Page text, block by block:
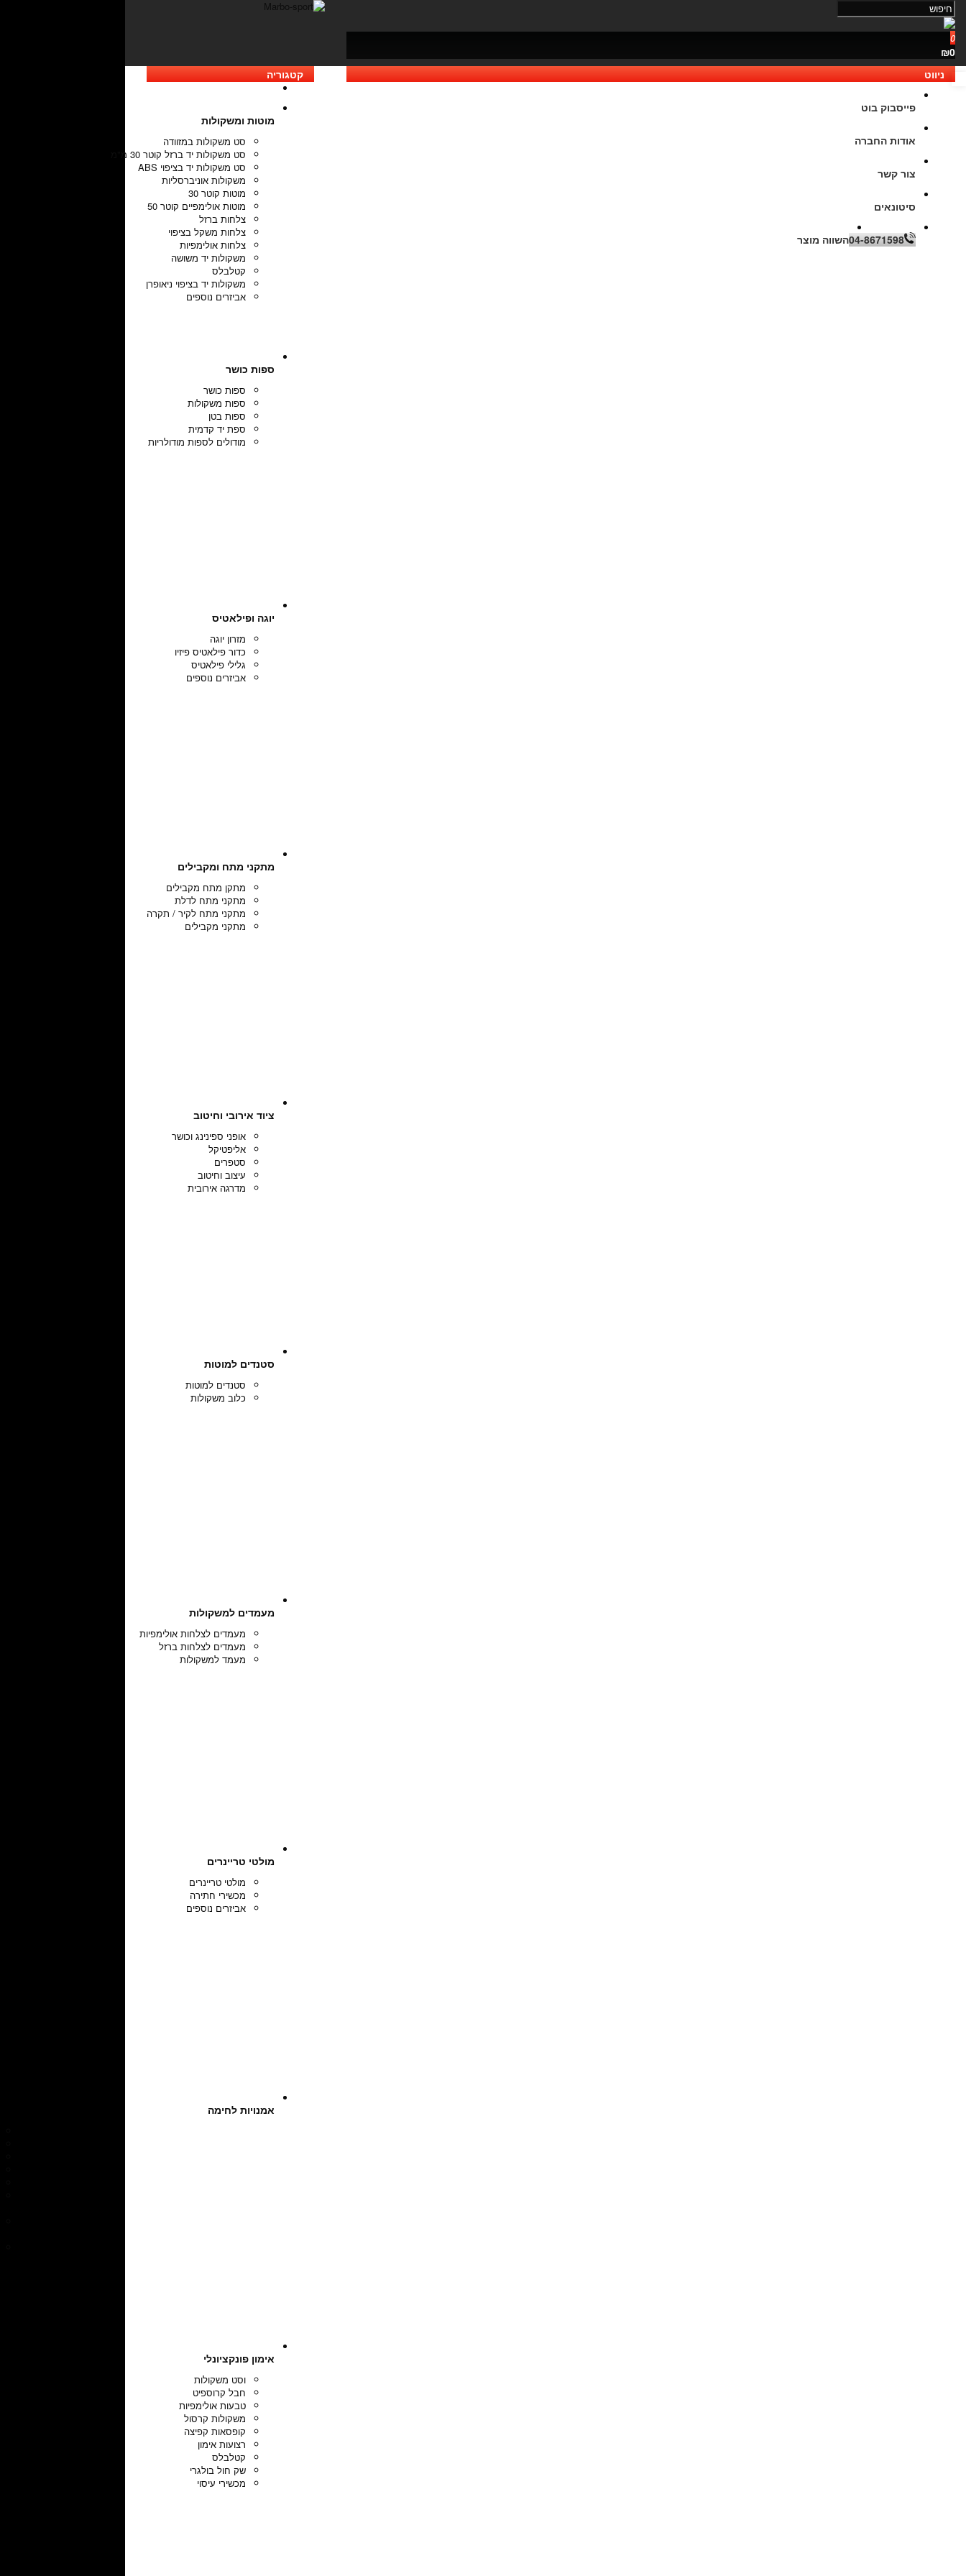
0
₪0
קטגוריה
מוטות ומשקולות
סט משקולות במזוודה
סט משקולות יד ברזל קוטר 30 מ"מ
סט משקולות יד בציפוי ABS
משקולות אוניברסליות
מוטות קוטר 30
מוטות אולימפיים קוטר 50
צלחות ברזל
צלחות משקל בציפוי
צלחות אולימפיות
משקולות יד משושה
קטלבלס
משקולות יד בציפוי ניאופרן
אביזרים נוספים
ספות כושר
ספות כושר
ספות משקולות
ספות בטן
ספת יד קדמית
מודולים לספות מודולריות
יוגה ופילאטיס
מזרון יוגה
כדור פילאטיס פיזיו
גלילי פילאטיס
אביזרים נוספים
מתקני מתח ומקבילים
מתקן מתח מקבילים
מתקני מתח לדלת
מתקני מתח לקיר / תקרה
מתקני מקבילים
ציוד אירובי וחיטוב
אופני ספינינג וכושר
אליפטיקל
סטפרים
עיצוב וחיטוב
מדרגה אירובית
סטנדים למוטות
סטנדים למוטות
כלוב משקולות
מעמדים למשקולות
מעמדים לצלחות אולימפיות
מעמדים לצלחות ברזל
מעמד למשקולות
מולטי טריינרים
מולטי טריינרים
מכשירי חתירה
אביזרים נוספים
אמנויות לחימה
אימון פונקציונלי
וסט משקולות
חבל קרוספיט
טבעות אולימפיות
משקולות קרסול
קופסאות קפיצה
רצועות אימון
קטלבלס
שק חול בולגרי
מכשירי עיסוי
ניווט
פייסבוק בוט
אודות החברה
צור קשר
סיטונאים
04-8671598השווה מוצר
נגישות